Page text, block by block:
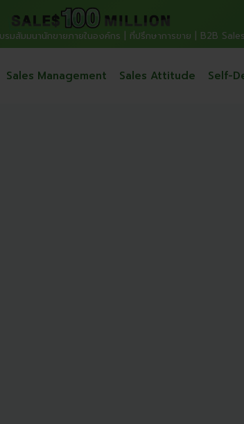
มสัมมนานักขายภายในองค์กร | ที่ปรึกษาการขาย | B2B Sales
Sales Management Sales Attitude Self-